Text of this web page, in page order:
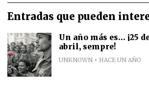
Entradas que pueden
Un año más es... ¡25
abril, sempre!
UNKNOWN HACE UN AÑO